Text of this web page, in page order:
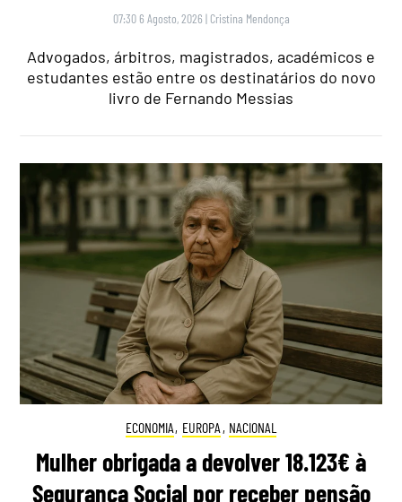
07:30 6 Agosto, 2026 | Cristina Mendonça
Advogados, árbitros, magistrados, académicos e
estudantes estão entre os destinatários do novo
livro de Fernando Messias
ECONOMIA, EUROPA , NACIONAL
Mulher obrigada a devolver 18.123€ à
Segurança Social por receber pensão